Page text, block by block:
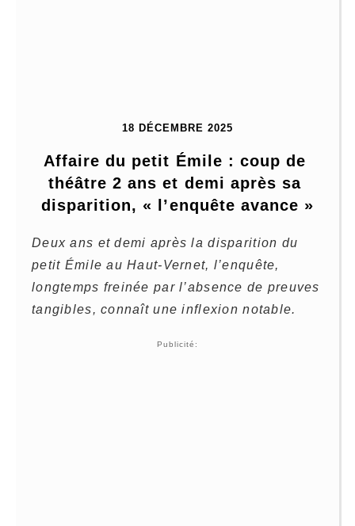
18 DÉCEMBRE 2025
Affaire du petit Émile : coup de
théâtre 2 ans et demi après sa
disparition, « l’enquête avance »
Deux ans et demi après la disparition du
petit Émile au Haut-Vernet, l’enquête,
longtemps freinée par l’absence de preuves
tangibles, connaît une inflexion notable.
Publicité: